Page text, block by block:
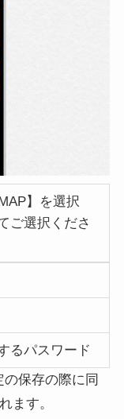
】を選択
ご選択くださ
るパスワード
保存の際に同
ます。